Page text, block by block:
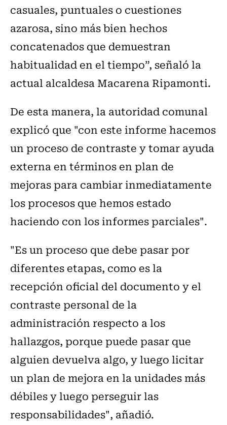
casuales, puntuales o cuestiones
azarosa, sino más bien hechos
concatenados que demuestran
habitualidad en el tiempo”, señaló la
actual alcaldesa Macarena Ripamonti.
De esta manera, la autoridad comunal
explicó que "con este informe hacemos
un proceso de contraste y tomar ayuda
externa en términos en plan de
mejoras para cambiar inmediatamente
los procesos que hemos estado
haciendo con los informes parciales".
"Es un proceso que debe pasar por
diferentes etapas, como es la
recepción oficial del documento y el
contraste personal de la
administración respecto a los
hallazgos, porque puede pasar que
alguien devuelva algo, y luego licitar
un plan de mejora en la unidades más
débiles y luego perseguir las
responsabilidades", añadió.